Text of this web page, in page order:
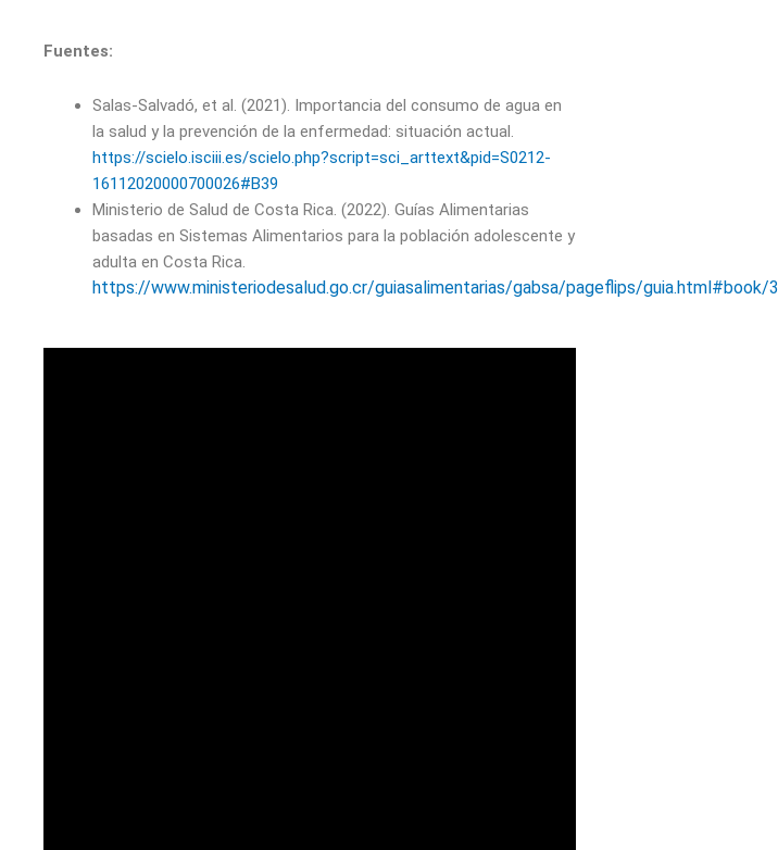
Fuentes:
Salas-Salvadó, et al. (2021). Importancia del consumo de agua en
la salud y la prevención de la enfermedad: situación actual.
https://scielo.isciii.es/scielo.php?script=sci_arttext&pid=S0212-
16112020000700026#B39
Ministerio de Salud de Costa Rica. (2022). Guías Alimentarias
basadas en Sistemas Alimentarios para la población adolescente y
adulta en Costa Rica.
https://www.ministeriodesalud.go.cr/guiasalimentarias/gabsa/pageflips/guia.html#book/3